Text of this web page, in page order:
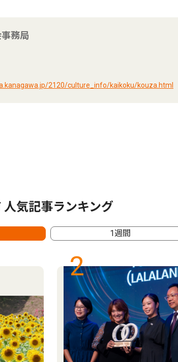
務局
2120/culture_info/kaikoku/kouza.html
気記事ランキング
1週間
2